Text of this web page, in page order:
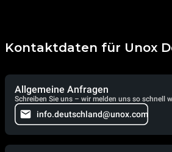
Kontaktdaten für Unox
Allgemeine Anfragen
Schreiben Sie uns – wir melden uns so schnell
info.deutschland@unox.com